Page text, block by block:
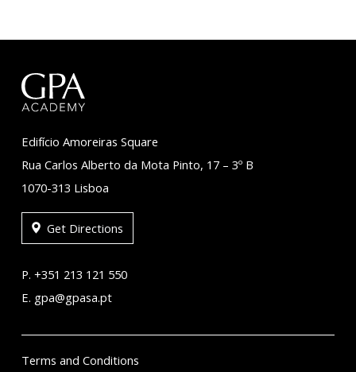
Edifício Amoreiras Square
Rua Carlos Alberto da Mota Pinto, 17 – 3º B
1070-313 Lisboa
Get Directions
P. +351 213 121 550
E. gpa@gpasa.pt
Terms and Conditions